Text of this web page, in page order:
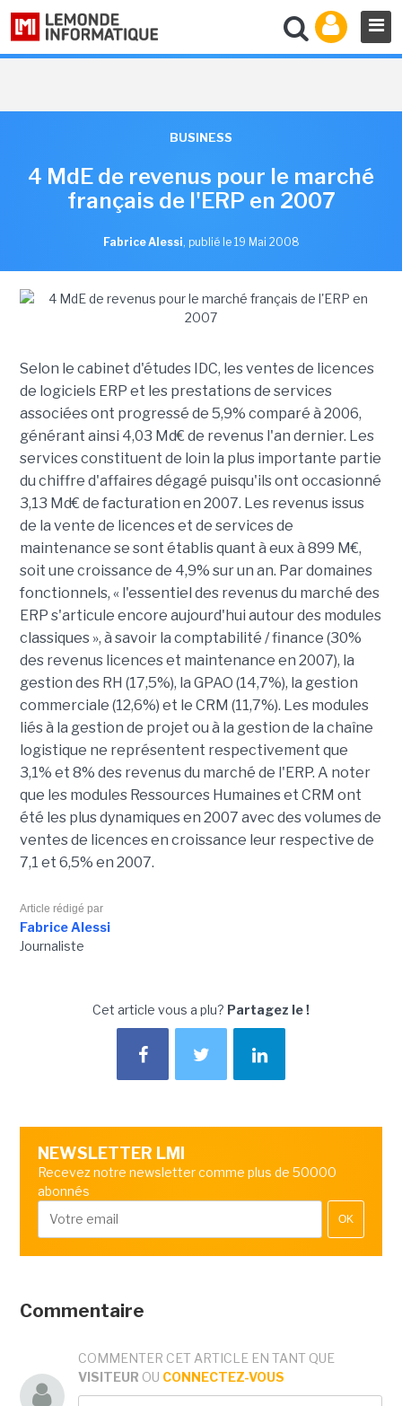
BUSINESS
4 MdE de revenus pour le marché
français de l'ERP en 2007
Fabrice Alessi, publié le 19 Mai 2008
Selon le cabinet d'études IDC, les ventes de licences
de logiciels ERP et les prestations de services
associées ont progressé de 5,9% comparé à 2006,
générant ainsi 4,03 Md€ de revenus l'an dernier. Les
services constituent de loin la plus importante partie
du chiffre d'affaires dégagé puisqu'ils ont occasionné
3,13 Md€ de facturation en 2007. Les revenus issus
de la vente de licences et de services de
maintenance se sont établis quant à eux à 899 M€,
soit une croissance de 4,9% sur un an. Par domaines
fonctionnels, « l'essentiel des revenus du marché des
ERP s'articule encore aujourd'hui autour des modules
classiques », à savoir la comptabilité / finance (30%
des revenus licences et maintenance en 2007), la
gestion des RH (17,5%), la GPAO (14,7%), la gestion
commerciale (12,6%) et le CRM (11,7%). Les modules
liés à la gestion de projet ou à la gestion de la chaîne
logistique ne représentent respectivement que
3,1% et 8% des revenus du marché de l'ERP. A noter
que les modules Ressources Humaines et CRM ont
été les plus dynamiques en 2007 avec des volumes de
ventes de licences en croissance leur respective de
7,1 et 6,5% en 2007.
Article rédigé par
Fabrice Alessi
Journaliste
Cet article vous a plu? Partagez le !
NEWSLETTER LMI
Recevez notre newsletter comme plus de 50000
abonnés
OK
Commentaire
COMMENTER CET ARTICLE EN TANT QUE
VISITEUR OU CONNECTEZ-VOUS